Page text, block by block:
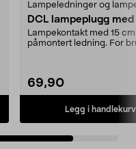
Lampeledninger og
DCL lampeplugg
Lampekontakt med 15 cm
påmontert ledning. For
69,90
Legg i handlekurv